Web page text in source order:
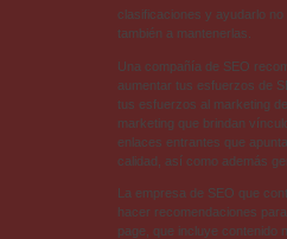
clasificaciones y ayudarlo no
también a mantenerlas.
Una compañía de SEO
aumentar tus esfuerzos de
tus esfuerzos al marketing
marketing que brindan
enlaces entrantes que
calidad, así como además
La empresa de SEO que
hacer recomendaciones
page, que incluye contenido